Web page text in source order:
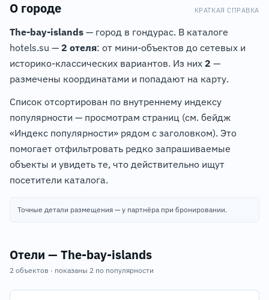
О городе КРАТКАЯ СПРАВКА
The-bay-islands — город в гондурас. В каталоге
hotels.su — 2 отеля: от мини-объектов до сетевых и
историко-классических вариантов. Из них 2 —
размечены координатами и попадают на карту.
Список отсортирован по внутреннему индексу
популярности — просмотрам страниц (см. бейдж
«Индекс популярности» рядом с заголовком). Это
помогает отфильтровать редко запрашиваемые
объекты и увидеть те, что действительно ищут
посетители каталога.
Точные детали размещения — у партнёра при бронировании.
Отели — The-bay-islands
2 объектов · показаны 2 по популярности